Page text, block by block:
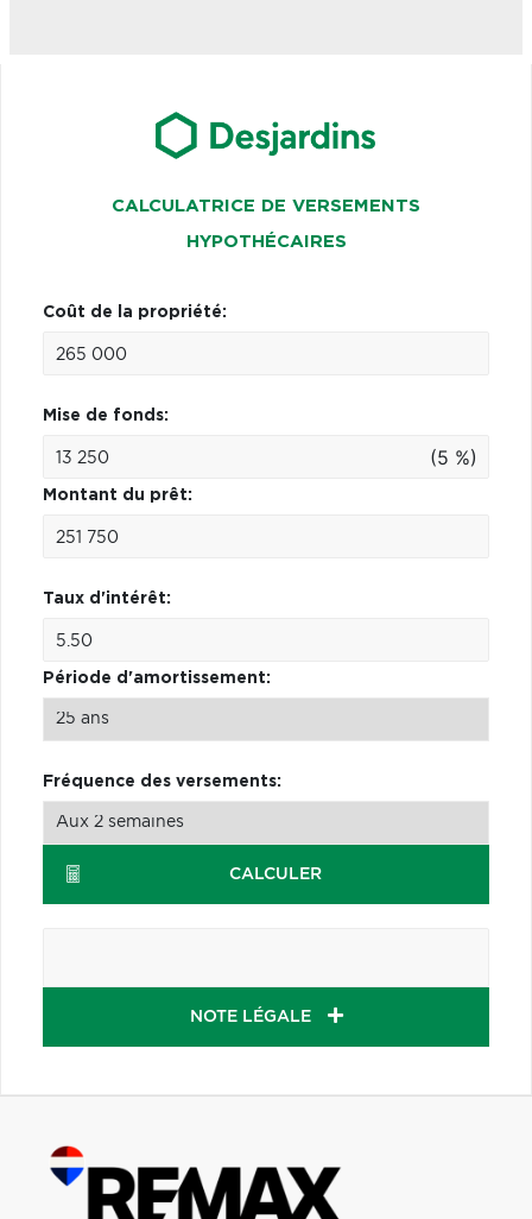
CALCULATRICE DE VERSEMENTS
HYPOTHÉCAIRES
Coût de la propriété:
Mise de fonds:
(5 %)
Montant du prêt:
Taux d'intérêt:
Période d'amortissement:
Fréquence des versements:
CALCULER
NOTE LÉGALE